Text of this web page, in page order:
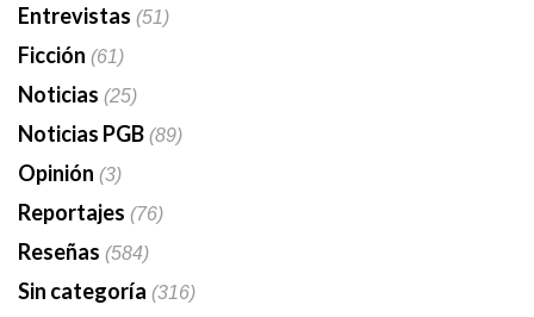
Entrevistas (51)
Ficción (61)
Noticias (25)
Noticias PGB(89)
Opinión (3)
Reportajes (76)
Reseñas (584)
Sin categoría (316)